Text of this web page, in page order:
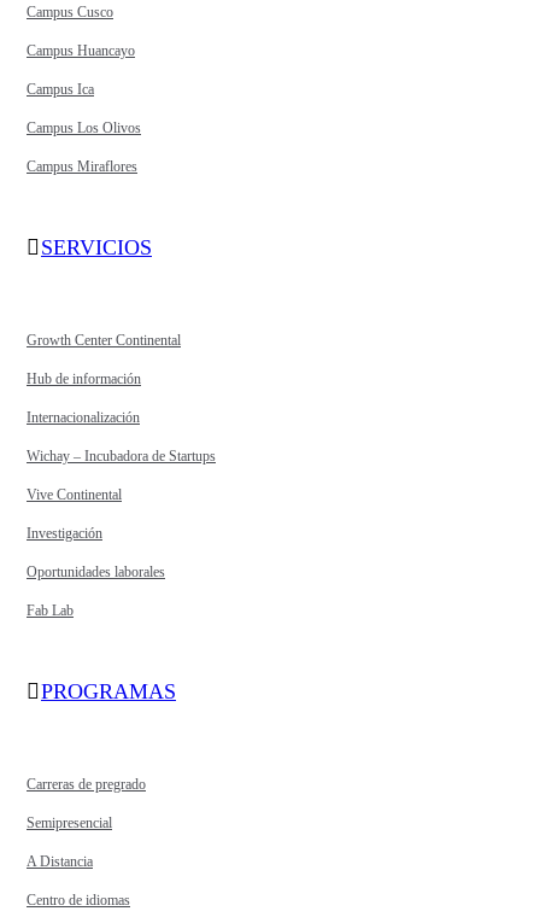
Campus Cusco
Campus Huancayo
Campus Ica
Campus Los Olivos
Campus Miraflores
SERVICIOS
Growth Center Continental
Hub de información
Internacionalización
Wichay – Incubadora de Startups
Vive Continental
Investigación
Oportunidades laborales
Fab Lab
PROGRAMAS
Carreras de pregrado
Semipresencial
A Distancia
Centro de idiomas